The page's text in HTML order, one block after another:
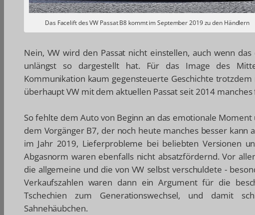
Das Facelift des VW Passat B8 kommt im September 2019 zu den Händlern
Nein, VW wird den Passat nicht einstellen, auch wenn
unlängst so dargestellt hat. Für das Image des
Kommunikation kaum gegensteuerte Geschichte trotzdem
überhaupt VW mit dem aktuellen Passat seit 2014 manches
So fehlte dem Auto von Beginn an das emotionale
dem Vorgänger B7, der noch heute manches besser kann
im Jahr 2019, Lieferprobleme bei beliebten Versionen
Abgasnorm waren ebenfalls nicht absatzfördernd. Vor
die allgemeine und die von VW selbst verschuldete -
Verkaufszahlen waren dann ein Argument für die
Tschechien zum Generationswechsel, und damit
Sahnehäubchen.